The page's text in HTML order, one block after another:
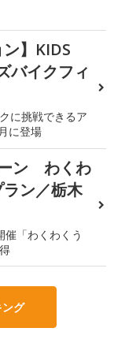
ン】KIDS
バイクフィ
に挑戦できるア
に登場
ン わくわ
ラン／栃木
催「わくわくう
グ